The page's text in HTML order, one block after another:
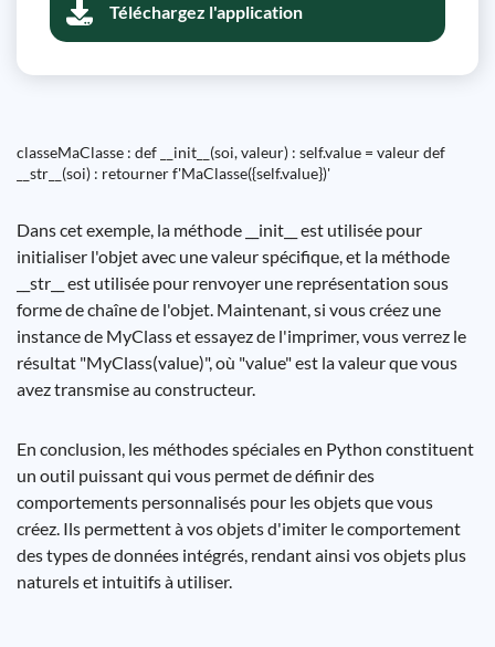
Téléchargez l'application
classeMaClasse : def __init__(soi, valeur) : self.value = valeur def
__str__(soi) : retourner f'MaClasse({self.value})'
Dans cet exemple, la méthode __init__ est utilisée pour
initialiser l'objet avec une valeur spécifique, et la méthode
__str__ est utilisée pour renvoyer une représentation sous
forme de chaîne de l'objet. Maintenant, si vous créez une
instance de MyClass et essayez de l'imprimer, vous verrez le
résultat "MyClass(value)", où "value" est la valeur que vous
avez transmise au constructeur.
En conclusion, les méthodes spéciales en Python constituent
un outil puissant qui vous permet de définir des
comportements personnalisés pour les objets que vous
créez. Ils permettent à vos objets d'imiter le comportement
des types de données intégrés, rendant ainsi vos objets plus
naturels et intuitifs à utiliser.